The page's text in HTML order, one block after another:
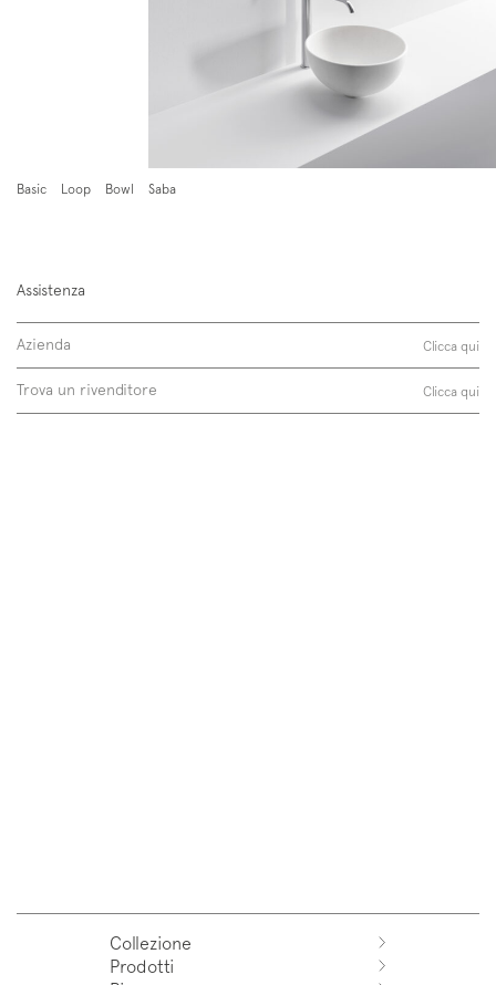
Follow us on
Instagram
Facebook Pinterest
Basic Loop Bowl Saba
Assistenza
Azienda Clicca qui
Trova un rivenditore Clicca qui
Collezione
Azuco
Prodotti